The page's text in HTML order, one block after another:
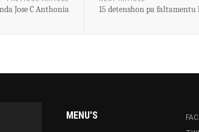
Jose C Anthonia 15 detenshon pa faltamentu
MENU'S